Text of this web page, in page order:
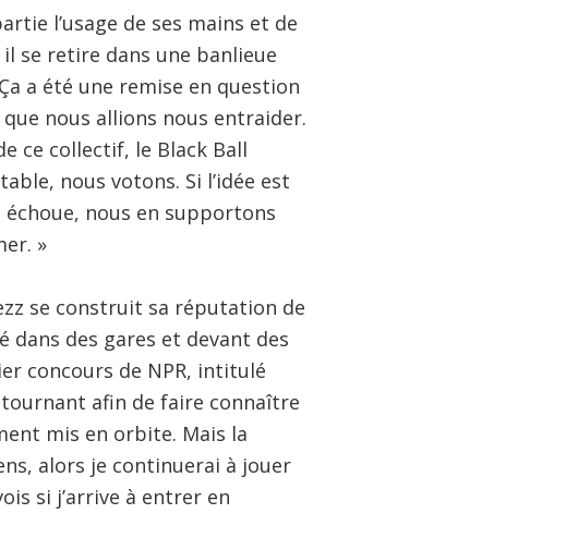
l’usage de ses mains et de
se retire dans une banlieue
a été une remise en question
nous allions nous entraider.
ce collectif, le Black Ball
nous votons. Si l’idée est
nous en supportons
»
se construit sa réputation de
dans des gares et devant des
concours de NPR, intitulé
afin de faire connaître
mis en orbite. Mais la
alors je continuerai à jouer
si j’arrive à entrer en